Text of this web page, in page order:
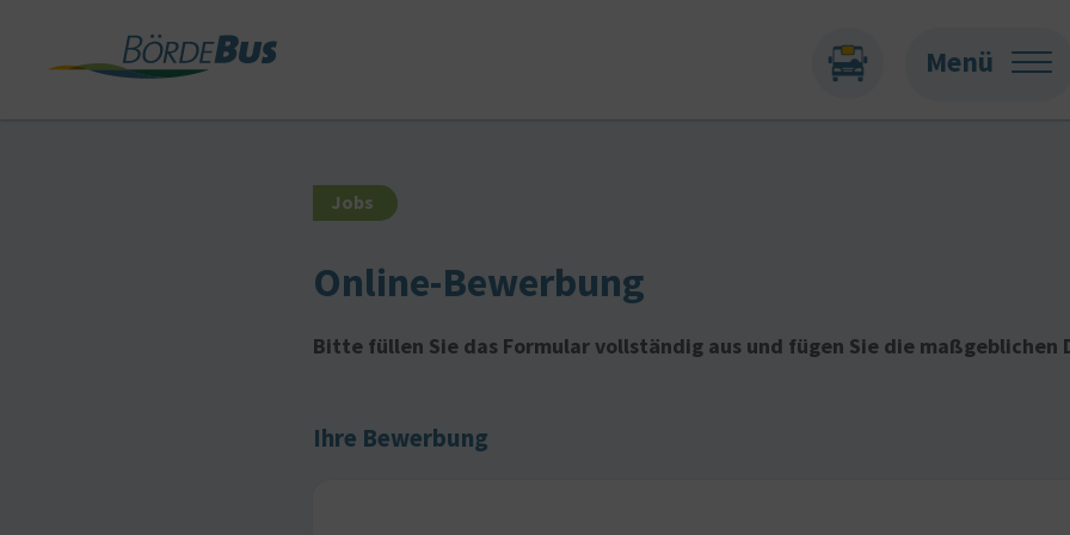
Menü
Jobs
Online-Bewerbung
Bitte füllen Sie das Formular vollständig aus und fügen Sie die maßgeblichen
Ihre Bewerbung